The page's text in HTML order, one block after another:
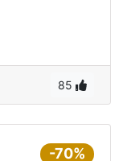
85
-70%